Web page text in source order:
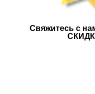
Свяжитесь с